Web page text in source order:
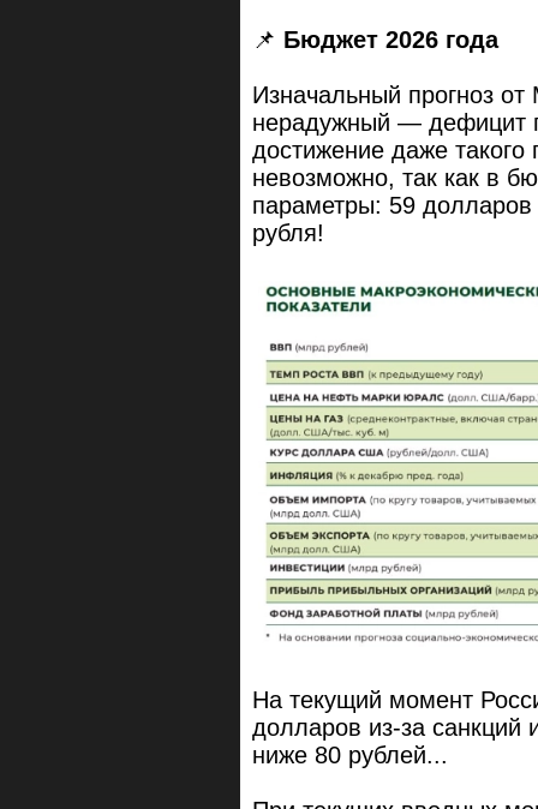
📌 Бюджет 2026 года
Изначальный прогноз
нерадужный — дефицит
достижение даже
невозможно, так как в
параметры: 59
рубля!
На текущий момент
долларов из-за санкций
ниже 80 рублей...